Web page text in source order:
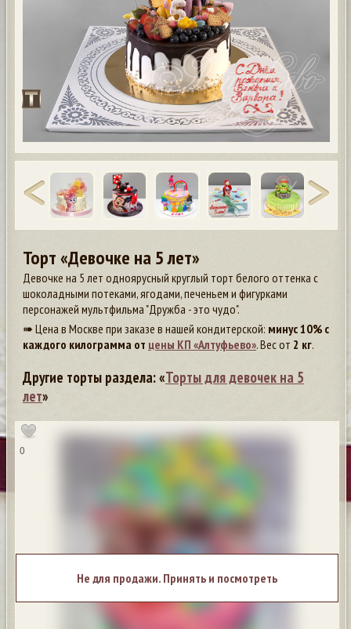
Торт «Девочке на 5 лет»
Девочке на 5 лет одноярусный круглый торт белого оттенка с
шоколадными потеками, ягодами, печеньем и фигурками
персонажей мультфильма "Дружба - это чудо".
➠ Цена в Москве при заказе в нашей кондитерской: минус 10% с
каждого килограмма от цены КП «Алтуфьево». Вес от 2 кг.
Другие торты раздела: «Торты для девочек на 5
лет»
0
Не для продажи. Принять и посмотреть